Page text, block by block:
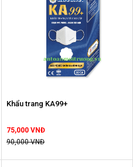
Khẩu trang KA99+
75,000 VNĐ
90,000 VNĐ